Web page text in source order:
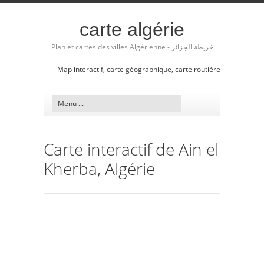
carte algérie
Plan et cartes des villes Algérienne - خريطة الجزائر
Map interactif, carte géographique, carte routière
Carte interactif de Ain el
Kherba, Algérie